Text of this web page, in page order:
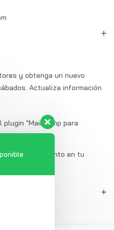
y obtenga un nuevo
Actualiza información
plugin "Mailchimp para
20% de descuento en tu